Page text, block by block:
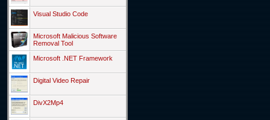
Visual Studio Code
Microsoft Malicious Software
Removal Tool
Microsoft .NET Framework
Digital Video Repair
DivX2Mp4